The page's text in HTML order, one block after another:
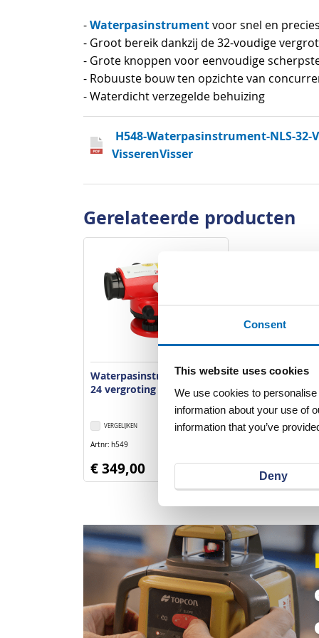
Consent
This website uses cookies
We use cookies to
information about your use of
information that you’ve
Deny
van
de
afbeeldingen-
gallerij
-Waterpasinstrumentvoor snel en
- Groot bereik dankzij de 32-voudige
- Grote knoppen voor eenvoudige
- Robuuste bouw ten opzichte van
- Waterdicht verzegelde behuizing
H548-Waterpasinstrument-NLS-32-
VisserenVisser
Gerelateerde producten
Waterpasinstrument NLS
24 vergroting 24x
VERLANGLIJST
VERGELIJKEN
Artnr h549
€ 349,00